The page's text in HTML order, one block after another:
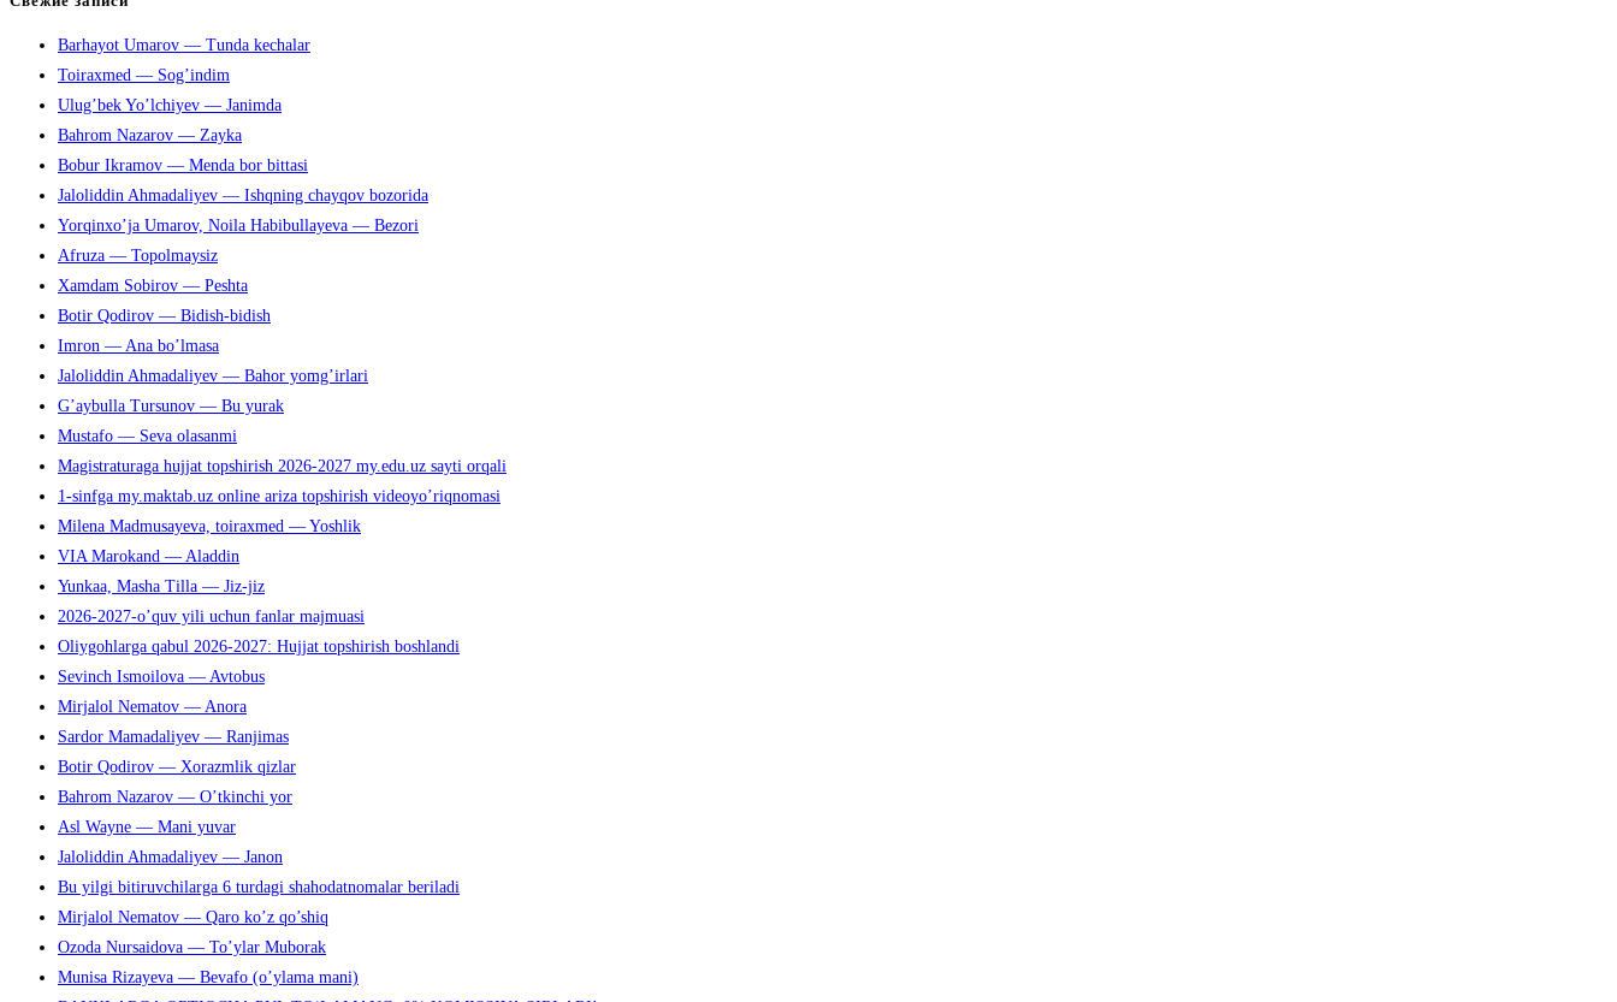
чтобы
панель
поиска.
Barhayot Umarov — Tunda kechalar
Toiraxmed — Sog’indim
Ulug’bek Yo’lchiyev — Janimda
Bahrom Nazarov — Zayka
Bobur Ikramov — Menda bor bittasi
Jaloliddin Ahmadaliyev — Ishqning chayqov bozorida
Yorqinxo’ja Umarov, Noila Habibullayeva — Bezori
Afruza — Topolmaysiz
Xamdam Sobirov — Peshta
Botir Qodirov — Bidish-bidish
Imron — Ana bo’lmasa
Jaloliddin Ahmadaliyev — Bahor yomg’irlari
G’aybulla Tursunov — Bu yurak
Mustafo — Seva olasanmi
Magistraturaga hujjat topshirish 2026-2027 my.edu.uz sayti orqali
1-sinfga my.maktab.uz online ariza topshirish videoyo’riqnomasi
Milena Madmusayeva, toiraxmed — Yoshlik
VIA Marokand — Aladdin
Yunkaa, Masha Tilla — Jiz-jiz
2026-2027-o’quv yili uchun fanlar majmuasi
Oliygohlarga qabul 2026-2027: Hujjat topshirish boshlandi
Sevinch Ismoilova — Avtobus
Mirjalol Nematov — Anora
Sardor Mamadaliyev — Ranjimas
Botir Qodirov — Xorazmlik qizlar
Bahrom Nazarov — O’tkinchi yor
Asl Wayne — Mani yuvar
Jaloliddin Ahmadaliyev — Janon
Bu yilgi bitiruvchilarga 6 turdagi shahodatnomalar beriladi
Mirjalol Nematov — Qaro ko’z qo’shiq
Ozoda Nursaidova — To’ylar Muborak
Munisa Rizayeva — Bevafo (o’ylama mani)